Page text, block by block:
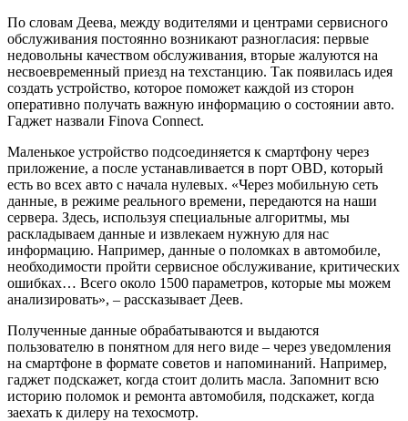
По словам Деева, между водителями и центрами сервисного
обслуживания постоянно возникают разногласия: первые
недовольны качеством обслуживания, вторые жалуются на
несвоевременный приезд на техстанцию. Так появилась идея
создать устройство, которое поможет каждой из сторон
оперативно получать важную информацию о состоянии авто.
Гаджет назвали Finova Connect.
Маленькое устройство подсоединяется к смартфону через
приложение, а после устанавливается в порт OBD, который
есть во всех авто с начала нулевых. «Через мобильную сеть
данные, в режиме реального времени, передаются на наши
сервера. Здесь, используя специальные алгоритмы, мы
раскладываем данные и извлекаем нужную для нас
информацию. Например, данные о поломках в автомобиле,
необходимости пройти сервисное обслуживание, критических
ошибках… Всего около 1500 параметров, которые мы можем
анализировать», – рассказывает Деев.
Полученные данные обрабатываются и выдаются
пользователю в понятном для него виде – через уведомления
на смартфоне в формате советов и напоминаний. Например,
гаджет подскажет, когда стоит долить масла. Запомнит всю
историю поломок и ремонта автомобиля, подскажет, когда
заехать к дилеру на техосмотр.